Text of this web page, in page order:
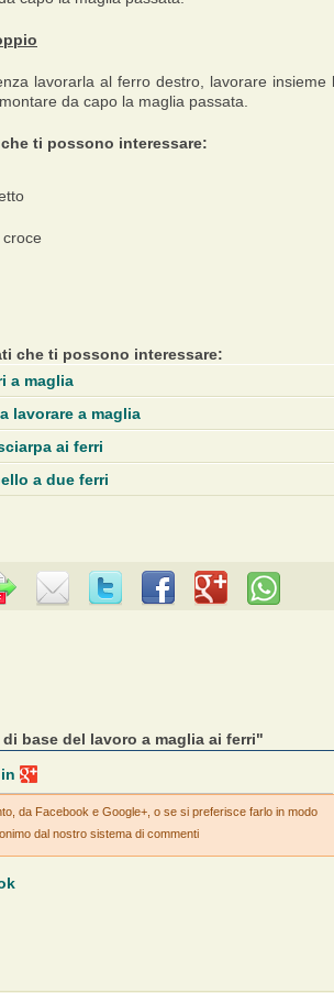
lavorarla al ferro destro, lavorare insieme
da capo la maglia passata.
ti possono interessare:
che ti possono interessare:
a maglia
lavorare a maglia
ai ferri
a due ferri
base del lavoro a maglia ai ferri"
in
da Facebook e Google+, o se si preferisce farlo in modo
dal nostro sistema di commenti